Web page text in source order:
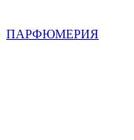
ПАРФЮМЕРИЯ